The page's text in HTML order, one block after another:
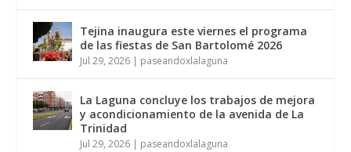
Tejina inaugura este viernes el programa
de las fiestas de San Bartolomé 2026
Jul 29, 2026 | paseandoxlalaguna
La Laguna concluye los trabajos de mejora
y acondicionamiento de la avenida de La
Trinidad
Jul 29, 2026 | paseandoxlalaguna